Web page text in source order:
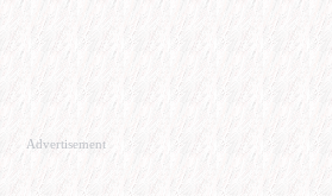
Advertisement